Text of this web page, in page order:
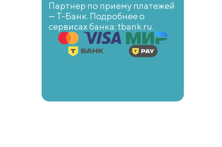
Партнер по приему платежей
— Т-Банк. Подробнее о
сервисах банка: tbank.ru.